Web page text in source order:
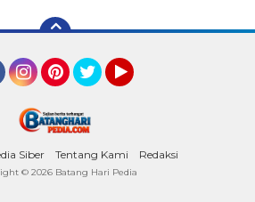
Siber Tentang Kami Redaksi
© 2026 Batang Hari Pedia